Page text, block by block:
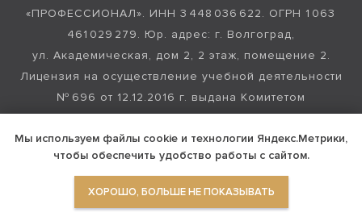
«ПРОФЕССИОНАЛ». ИНН 3 448 036 622. ОГРН 1 063
461 029 279. Юр. адрес: г. Волгоград,
ул. Академическая, дом 2, 2 этаж, помещение 2.
Лицензия на осуществление учебной деятельности
№ 696 от 12.12.2016 г. выдана Комитетом
образования и науки Волгоградской области.
Материалы на сайте имеют ознакомительный
характер и не являются публичной офертой.
Мы используем файлы cookie и технологии Яндекс.Метрики,
чтобы обеспечить удобство работы с сайтом.
ХОРОШО, БОЛЬШЕ НЕ ПОКАЗЫВАТЬ